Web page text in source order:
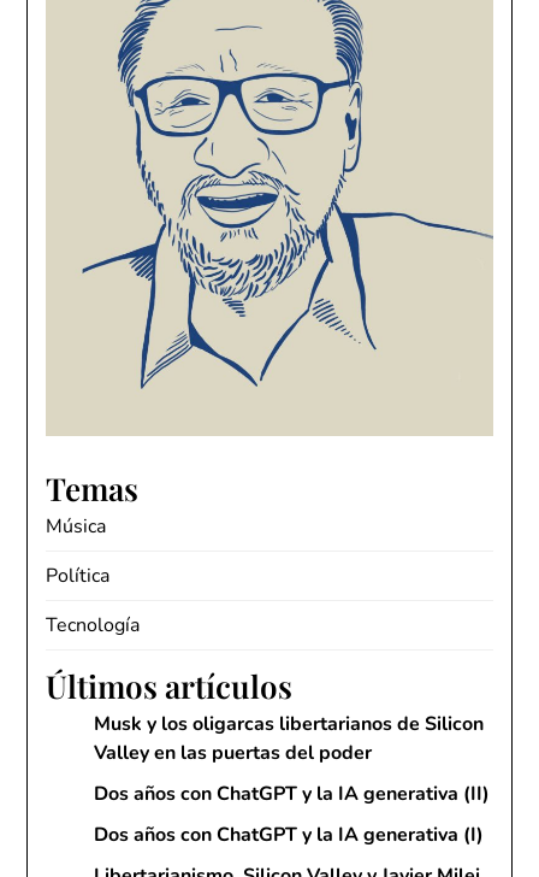
Temas
Música
Política
Tecnología
Últimos artículos
Musk y los oligarcas libertarianos de Silicon
Valley en las puertas del poder
Dos años con ChatGPT y la IA generativa (II)
Dos años con ChatGPT y la IA generativa (I)